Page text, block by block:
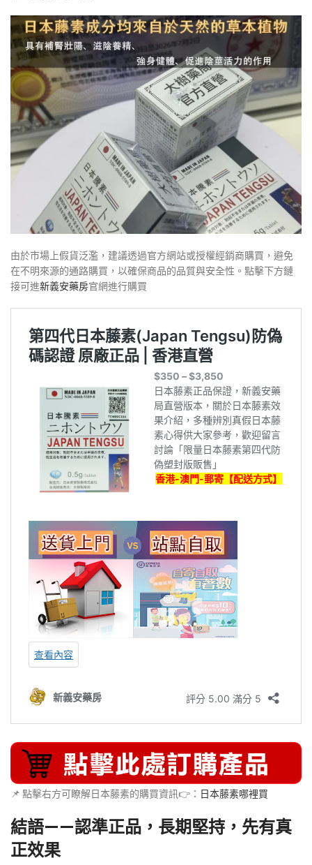
由於市場上假貨泛濫，建議透過官方網站或授權經銷商購買，避免
在不明來源的通路購買，以確保商品的品質與安全性。點擊下方鏈
接可進新義安藥房官網進行購買
📌 點擊右方可瞭解日本藤素的購買資訊👉： 日本藤素哪裡買
結語——認準正品，長期堅持，先有真
正效果